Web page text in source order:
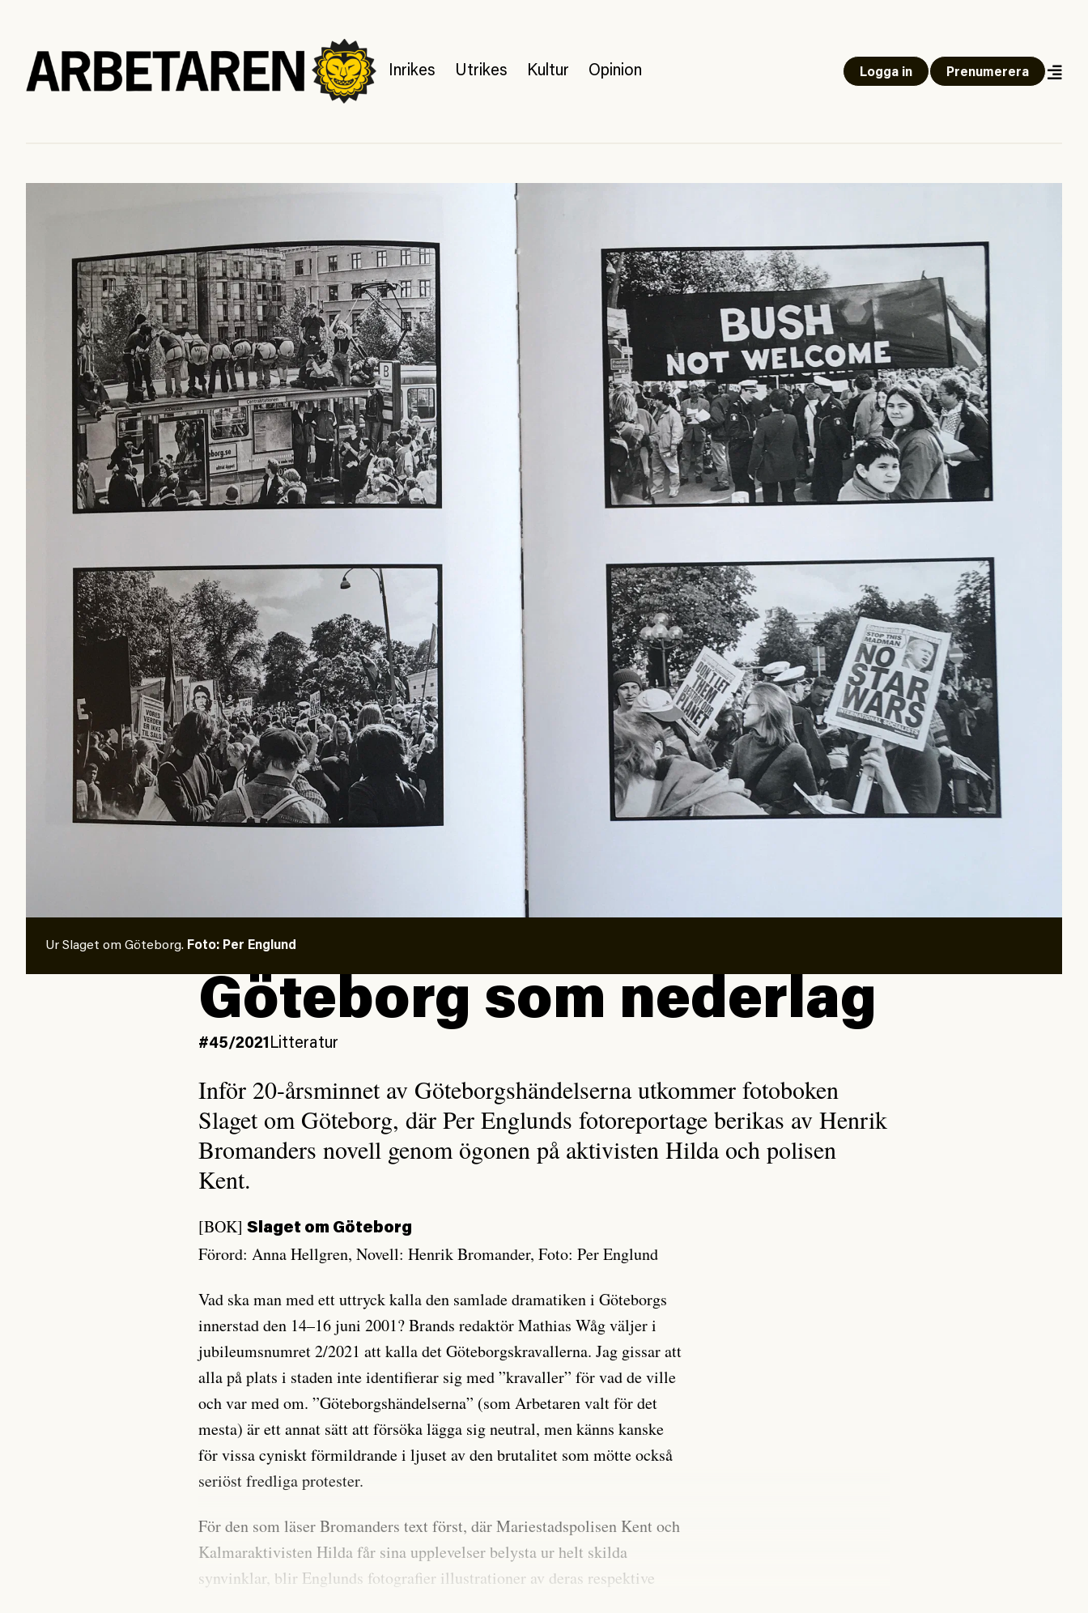
Inrikes Utrikes Kultur Opinion Logga in Prenumerera
Ur Slaget om Göteborg. Foto: Per Englund
Göteborg som nederlag
#45/2021 Litteratur
Inför 20-årsminnet av Göteborgshändelserna utkommer fotoboken
Slaget om Göteborg, där Per Englunds fotoreportage berikas av Henrik
Bromanders novell genom ögonen på aktivisten Hilda och polisen
Kent.
[BOK]Slaget om Göteborg
Förord: Anna Hellgren, Novell: Henrik Bromander, Foto: Per Englund
Vad ska man med ett uttryck kalla den samlade dramatiken i Göteborgs
innerstad den 14–16 juni 2001? Brands redaktör Mathias Wåg väljer i
jubileumsnumret 2/2021 att kalla det Göteborgskravallerna. Jag gissar att
alla på plats i staden inte identifierar sig med ”kravaller” för vad de ville
och var med om. ”Göteborgshändelserna” (som Arbetaren valt för det
mesta) är ett annat sätt att försöka lägga sig neutral, men känns kanske
för vissa cyniskt förmildrande i ljuset av den brutalitet som mötte också
seriöst fredliga protester.
För den som läser Bromanders text först, där Mariestadspolisen Kent och
Kalmaraktivisten Hilda får sina upplevelser belysta ur helt skilda
synvinklar, blir Englunds fotografier illustrationer av deras respektive